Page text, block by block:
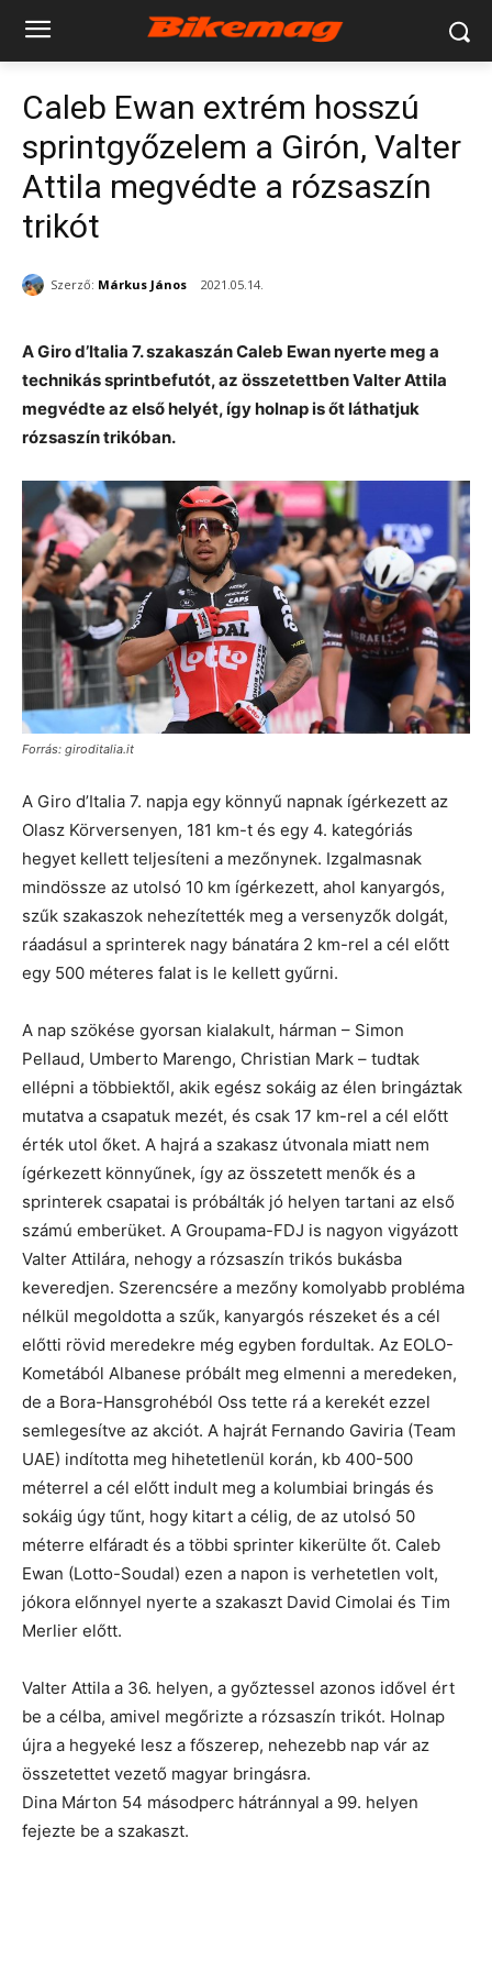
Caleb Ewan extrém hosszú
sprintgyőzelem a Girón, Valter
Attila megvédte a rózsaszín
trikót
Szerző: Márkus János 2021.05.14.
A Giro d’Italia 7. szakaszán Caleb Ewan nyerte meg a
technikás sprintbefutót, az összetettben Valter Attila
megvédte az első helyét, így holnap is őt láthatjuk
rózsaszín trikóban.
Forrás: giroditalia.it
A Giro d’Italia 7. napja egy könnyű napnak ígérkezett az
Olasz Körversenyen, 181 km-t és egy 4. kategóriás
hegyet kellett teljesíteni a mezőnynek. Izgalmasnak
mindössze az utolsó 10 km ígérkezett, ahol kanyargós,
szűk szakaszok nehezítették meg a versenyzők dolgát,
ráadásul a sprinterek nagy bánatára 2 km-rel a cél előtt
egy 500 méteres falat is le kellett gyűrni.
A nap szökése gyorsan kialakult, hárman – Simon
Pellaud, Umberto Marengo, Christian Mark – tudtak
ellépni a többiektől, akik egész sokáig az élen bringáztak
mutatva a csapatuk mezét, és csak 17 km-rel a cél előtt
érték utol őket. A hajrá a szakasz útvonala miatt nem
ígérkezett könnyűnek, így az összetett menők és a
sprinterek csapatai is próbálták jó helyen tartani az első
számú emberüket. A Groupama-FDJ is nagyon vigyázott
Valter Attilára, nehogy a rózsaszín trikós bukásba
keveredjen. Szerencsére a mezőny komolyabb probléma
nélkül megoldotta a szűk, kanyargós részeket és a cél
előtti rövid meredekre még egyben fordultak. Az EOLO-
Kometából Albanese próbált meg elmenni a meredeken,
de a Bora-Hansgrohéból Oss tette rá a kerekét ezzel
semlegesítve az akciót. A hajrát Fernando Gaviria (Team
UAE) indította meg hihetetlenül korán, kb 400-500
méterrel a cél előtt indult meg a kolumbiai bringás és
sokáig úgy tűnt, hogy kitart a célig, de az utolsó 50
méterre elfáradt és a többi sprinter kikerülte őt. Caleb
Ewan (Lotto-Soudal) ezen a napon is verhetetlen volt,
jókora előnnyel nyerte a szakaszt David Cimolai és Tim
Merlier előtt.
Valter Attila a 36. helyen, a győztessel azonos idővel ért
be a célba, amivel megőrizte a rózsaszín trikót. Holnap
újra a hegyeké lesz a főszerep, nehezebb nap vár az
összetettet vezető magyar bringásra.
Dina Márton 54 másodperc hátránnyal a 99. helyen
fejezte be a szakaszt.